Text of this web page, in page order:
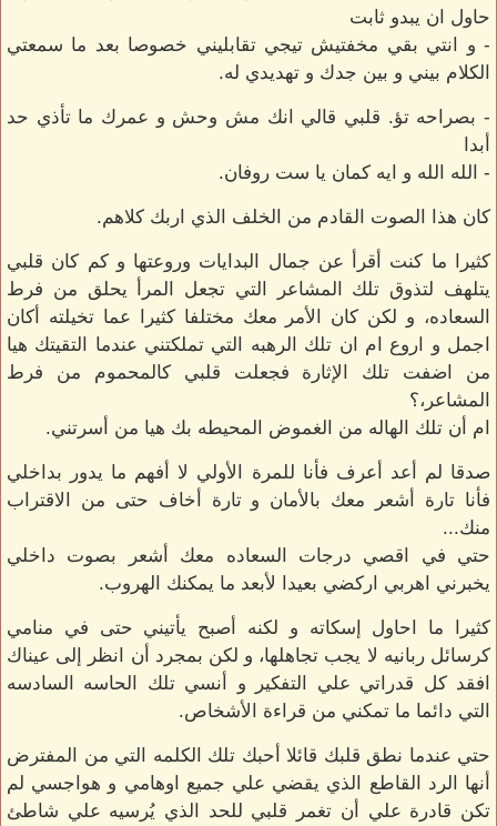
حاول ان يبدو ثابت
- و انتي بقي مخفتيش تيجي تقابليني خصوصا بعد ما سمعتي
الكلام بيني و بين جدك و تهديدي له.
- بصراحه تؤ. قلبي قالي انك مش وحش و عمرك ما تأذي حد
أبدا
- الله الله و ايه كمان يا ست روفان.
كان هذا الصوت القادم من الخلف الذي اربك كلاهم.
كثيرا ما كنت أقرأ عن جمال البدايات وروعتها و كم كان قلبي
يتلهف لتذوق تلك المشاعر التي تجعل المرأ يحلق من فرط
السعاده، و لكن كان الأمر معك مختلفا كثيرا عما تخيلته أكان
اجمل و اروع ام ان تلك الرهبه التي تملكتني عندما التقيتك هيا
من اضفت تلك الإثارة فجعلت قلبي كالمحموم من فرط
المشاعر،؟
ام أن تلك الهاله من الغموض المحيطه بك هيا من أسرتني.
صدقا لم أعد أعرف فأنا للمرة الأولي لا أفهم ما يدور بداخلي
فأنا تارة أشعر معك بالأمان و تارة أخاف حتى من الاقتراب
منك...
حتي في اقصي درجات السعاده معك أشعر بصوت داخلي
يخبرني اهربي اركضي بعيدا لأبعد ما يمكنك الهروب.
كثيرا ما احاول إسكاته و لكنه أصبح يأتيني حتى في منامي
كرسائل ربانيه لا يجب تجاهلها، و لكن بمجرد أن انظر إلى عيناك
افقد كل قدراتي علي التفكير و أنسي تلك الحاسه السادسه
التي دائما ما تمكني من قراءة الأشخاص.
حتي عندما نطق قلبك قائلا أحبك تلك الكلمه التي من المفترض
أنها الرد القاطع الذي يقضي علي جميع اوهامي و هواجسي لم
تكن قادرة علي أن تغمر قلبي للحد الذي يُرسيه علي شاطئ